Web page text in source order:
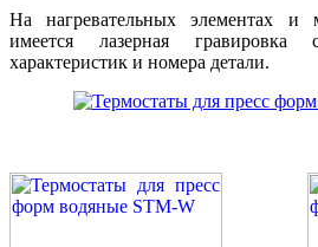
На нагревательных элементах и
имеется лазерная
характеристик и номера детали.